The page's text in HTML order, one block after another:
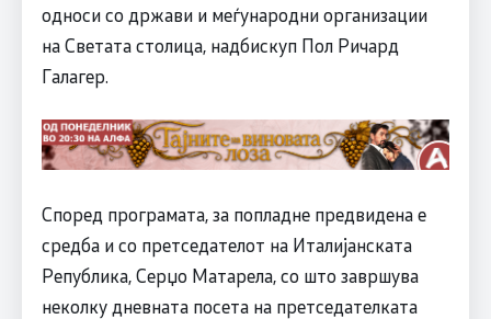
односи со држави и меѓународни организации
на Светата столица, надбискуп Пол Ричард
Галагер.
Според програмата, за попладне предвидена е
средба и со претседателот на Италијанската
Република, Серџо Матарела, со што завршува
неколку дневната посета на претседателката